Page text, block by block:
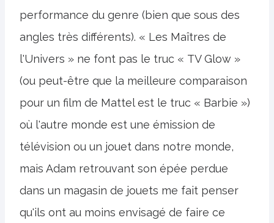
performance du genre (bien que sous des
angles très différents). « Les Maîtres de
l'Univers » ne font pas le truc « TV Glow »
(ou peut-être que la meilleure comparaison
pour un film de Mattel est le truc « Barbie »)
où l'autre monde est une émission de
télévision ou un jouet dans notre monde,
mais Adam retrouvant son épée perdue
dans un magasin de jouets me fait penser
qu'ils ont au moins envisagé de faire ce